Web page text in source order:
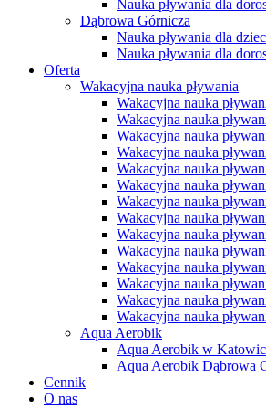
Nauka pływania dla
Dąbrowa Górnicza
Nauka pływania dla
Nauka pływania dla
Oferta
Wakacyjna nauka pływania
Wakacyjna nauka
Wakacyjna nauka
Wakacyjna nauka
Wakacyjna nauka
Wakacyjna nauka
Wakacyjna nauka
Wakacyjna nauka
Wakacyjna nauka
Wakacyjna nauka
Wakacyjna nauka
Wakacyjna nauka
Wakacyjna nauka
Wakacyjna nauka
Wakacyjna nauka
Aqua Aerobik
Aqua Aerobik w
Aqua Aerobik Dąbrowa
Cennik
O nas